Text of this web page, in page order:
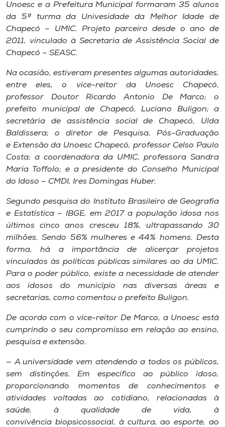
Unoesc
Store
Selecione
o idioma
Unoesc e a Prefeitura Municipal formaram 35 alunos
da 5ª turma da Univesidade da Melhor Idade de
Chapecó – UMIC. Projeto parceiro desde o ano de
2011, vinculado à Secretaria de Assistência Social de
Chapecó – SEASC.
Na ocasião, estiveram presentes algumas autoridades,
entre eles, o vice-reitor da Unoesc Chapecó,
professor Doutor Ricardo Antonio De Marco; o
prefeito municipal de Chapecó, Luciano Buligon; a
secretária de assistência social de Chapecó, Ulda
Baldissera; o diretor de Pesquisa, Pós-Graduação
e Extensão da Unoesc Chapecó, professor Celso Paulo
Costa; a coordenadora da UMIC, professora Sandra
Maria Toffolo; e a presidente do Conselho Municipal
do Idoso – CMDI, Ires Domingas Huber.
Segundo pesquisa do Instituto Brasileiro de Geografia
e Estatística – IBGE, em 2017 a população idosa nos
últimos cinco anos cresceu 18%, ultrapassando 30
milhões. Sendo 56% mulheres e 44% homens. Desta
forma, há a importância de alicerçar projetos
vinculados às políticas públicas similares ao da UMIC.
Para o poder público, existe a necessidade de atender
aos idosos do município nas diversas áreas e
secretarias, como comentou o prefeito Buligon.
De acordo com o vice-reitor De Marco, a Unoesc está
cumprindo o seu compromisso em relação ao ensino,
pesquisa e extensão.
— A universidade vem atendendo a todos os públicos,
sem distinções. Em específico ao público idoso,
proporcionando momentos de conhecimentos e
atividades voltadas ao cotidiano, relacionadas à
saúde, à qualidade de vida, à
convivência biopsicossocial, à cultura, ao esporte, ao